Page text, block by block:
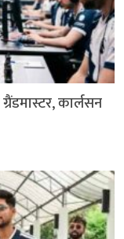
कार्लसन